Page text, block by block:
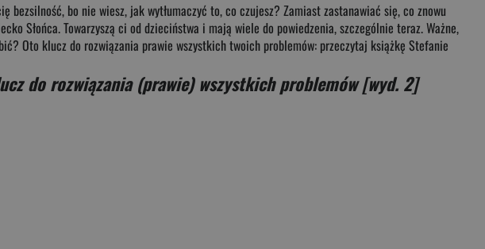
bo nie wiesz, jak wytłumaczyć to, co czujesz? Zamiast zastanawiać się, co znowu
Słońca. Towarzyszą ci od dzieciństwa i mają wiele do powiedzenia, szczególnie teraz. Ważne,
Oto klucz do rozwiązania prawie wszystkich twoich problemów: przeczytaj książkę Stefanie
do rozwiązania (prawie) wszystkich problemów [wyd. 2]